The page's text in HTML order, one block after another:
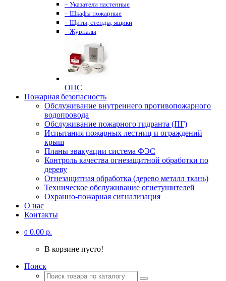
– Указатели настенные
– Шкафы пожарные
– Щиты, стенды, ящики
– Журналы
ОПС
Пожарная безопасность
Обслуживание внутреннего противопожарного
водопровода
Обслуживание пожарного гидранта (ПГ)
Испытания пожарных лестниц и ограждений
крыш
Планы эвакуации система ФЭС
Контроль качества огнезащитной обработки по
дереву
Огнезащитная обработка (дерево металл ткань)
Техническое обслуживание огнетушителей
Охранно-пожарная сигнализация
О нас
Контакты
0 0.00 р.
В корзине пусто!
Поиск